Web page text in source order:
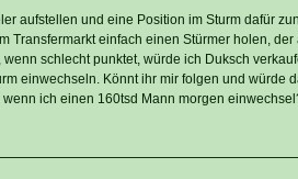
aufstellen und eine Position im Sturm dafür
Transfermarkt einfach einen Stürmer holen, der
schlecht punktet, würde ich Duksch
einwechseln. Könnt ihr mir folgen und würde
ich einen 160tsd Mann morgen